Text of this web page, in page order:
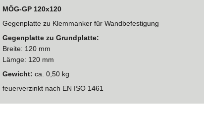
MÖG-GP 120x120
Gegenplatte zu Klemmanker für Wandbefestigung
Gegenplatte zu Grundplatte:
Breite: 120 mm
Lämge: 120 mm
Gewicht: ca. 0,50 kg
feuerverzinkt nach EN ISO 1461